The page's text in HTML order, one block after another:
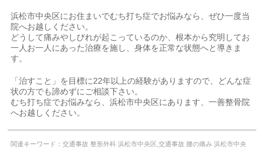
浜松市中央区にお住まいでむち打ち症でお悩みなら、ぜひ一度当
院へお越しください。
どうして痛みやしびれが起こっているのか、根本から究明してお
一人お一人にあった治療を施し、身体を正常な状態へと導きま
す。
「治すこと」を目標に22年以上の経験がありますので、どんな症
状の方でも諦めずにご相談下さい。
むち打ち症でお悩みなら、浜松市中央区にあります、一善整骨院
へお越しください。
関連キーワード：交通事故 整形外科 浜松市中央区,交通事故 腰の痛み 浜松市中央